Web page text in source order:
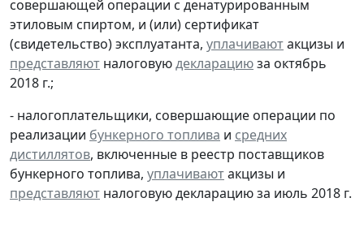
совершающей операции с денатурированным
этиловым спиртом, и (или) сертификат
(свидетельство) эксплуатанта, уплачиваютакцизы и
представляют налоговуюдекларациюза октябрь
2018 г.;
- налогоплательщики, совершающие операции по
реализации бункерного топлива и средних
дистиллятов, включенные в реестр поставщиков
бункерного топлива, уплачиваютакцизы и
представляют налоговую декларацию за июль 2018 г.